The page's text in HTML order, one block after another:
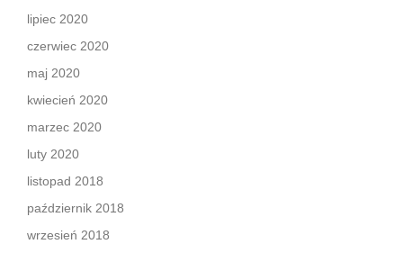
lipiec 2020
czerwiec 2020
maj 2020
kwiecień 2020
marzec 2020
luty 2020
listopad 2018
październik 2018
wrzesień 2018